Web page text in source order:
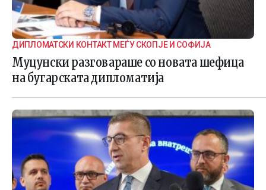
ДИПЛОМАТСКИ КОНТАКТ МЕЃУ СКОПЈЕ И СОФИЈА
Муцунски разговараше со новата шефица
на бугарската дипломатија